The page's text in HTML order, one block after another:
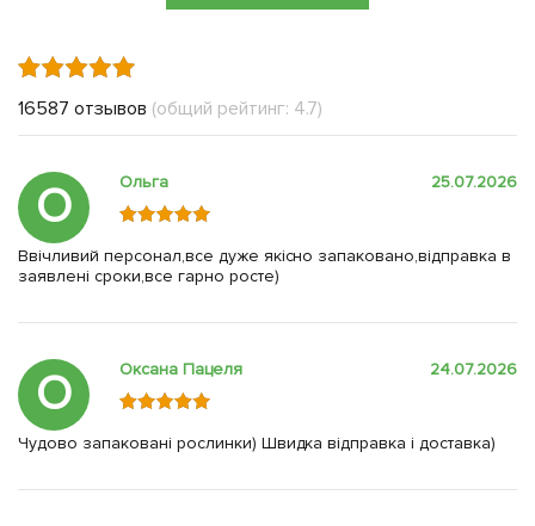
16587 отзывов (общий рейтинг: 4.7)
О Ольга 25.07.2026
Ввічливий персонал,все дуже якісно запаковано,відправка в
заявлені сроки,все гарно росте)
О Оксана Пацеля 24.07.2026
Чудово запаковані рослинки) Швидка відправка і доставка)